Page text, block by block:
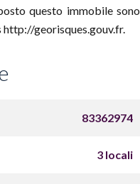
questo immobile sono
georisques.gouv.fr.
83362974
3 locali